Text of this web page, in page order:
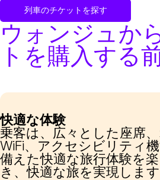
列車のチケットを探す
ウォンジュか
トを購入する
快適な体験
乗客は、広々とした座席
WiFi、アクセシビリティ
備えた快適な旅行体験を
き、快適な旅を実現します